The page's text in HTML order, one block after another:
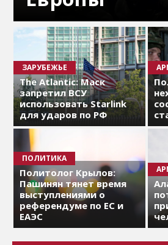
ЗАРУБЕЖЬЕ
The Atlantic: Маск
запретил ВСУ
использовать Starlink
для ударов по РФ
ПОЛИТИКА
Политолог Крылов:
Пашинян тянет время
выступлениями о
референдуме по ЕС и
ЕАЭС